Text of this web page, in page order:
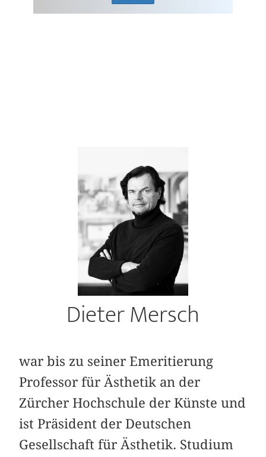
Dieter Mersch
war bis zu seiner Emeritierung
Professor für Ästhetik an der
Zürcher Hochschule der Künste und
ist Präsident der Deutschen
Gesellschaft für Ästhetik. Studium